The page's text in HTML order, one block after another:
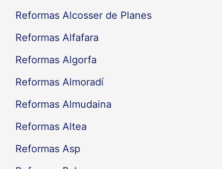
Reformas Alcosser de Planes
Reformas Alfafara
Reformas Algorfa
Reformas Almoradí
Reformas Almudaina
Reformas Altea
Reformas Asp